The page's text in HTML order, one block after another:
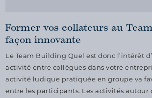
Former vos collateurs au
façon innovante
Le Team Building Quel est donc l’intérêt
activité entre collègues dans votre
activité ludique pratiquée en groupe va
entre les participants. Les activités autour